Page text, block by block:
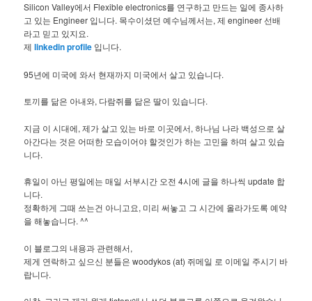
Silicon Valley에서 Flexible electronics를 연구하고 만드는 일에 종사하
고 있는 Engineer 입니다. 목수이셨던 예수님께서는, 제 engineer 선배
라고 믿고 있지요.
제linkedin profile 입니다.
95년에 미국에 와서 현재까지 미국에서 살고 있습니다.
토끼를 닮은 아내와, 다람쥐를 닮은 딸이 있습니다.
지금 이 시대에, 제가 살고 있는 바로 이곳에서, 하나님 나라 백성으로 살
아간다는 것은 어떠한 모습이어야 할것인가 하는 고민을 하며 살고 있습
니다.
휴일이 아닌 평일에는 매일 서부시간 오전 4시에 글을 하나씩 update 합
니다.
정확하게 그때 쓰는건 아니고요, 미리 써놓고 그 시간에 올라가도록 예약
을 해놓습니다. ^^
이 블로그의 내용과 관련해서,
제게 연락하고 싶으신 분들은 woodykos (at) 쥐메일 로 이메일 주시기 바
랍니다.